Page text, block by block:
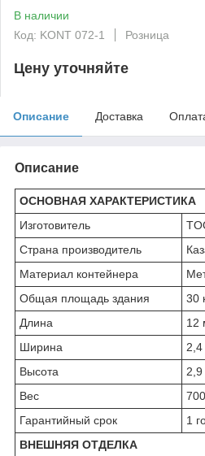
В наличии
Код: KONT 072-1
Розница
Цену уточняйте
Описание Доставка
Описание
ОСНОВНАЯ ХАРАКТЕРИСТИКА
Изготовитель
Страна производитель
Материал контейнера
Общая площадь здания
30
Длина
12
Ширина
Высота
Вес
Гарантийный срок
1
ВНЕШНЯЯ ОТДЕЛКА